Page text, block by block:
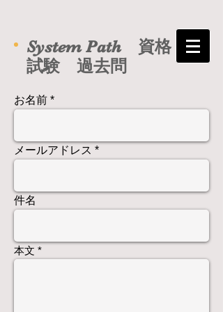
System Path 資格
試験 過去問
お名前
メールアドレス
件名
本文